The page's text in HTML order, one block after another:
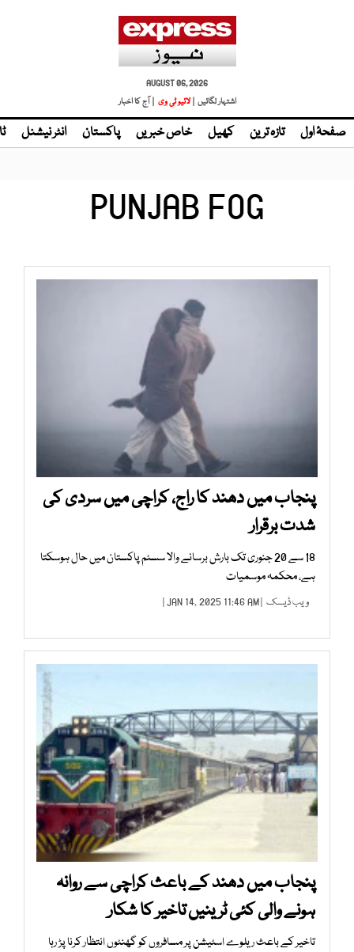
AUGUST 06, 2026
اشتہار لگائیں |
| آج کا اخبار
صفحۂ اول تازہ ترین کھیل خاص خبریں پاکستان انٹر نیشنل
PUNJAB FOG
پنجاب میں دھند کا راج، کراچی میں سردی کی
شدت برقرار
18 سے 20 جنوری تک بارش برسانے والا سسٹم پاکستان میں حال ہوسکتا
ہے، محکمہ موسمیات
ویب ڈیسک | JAN 14, 2025 11:46 AM |
پنجاب میں دھند کے باعث کراچی سے روانہ
ہونے والی کئی ٹرینیں تاخیر کا شکار
تاخیر کے باعث ریلوے اسٹیشن پر مسافروں کو گھنٹوں انتظار کرنا پڑ رہا